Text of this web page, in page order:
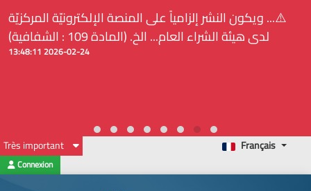
⚠️... ويكون النشر إلزامياً على المنصة الإلكترونيّة المركزيّة
لدى هيئة الشراء العام... الخ. (المادة 109 : الشفافية)
2026-02-24 13:48:11
Très important Français
Connexion